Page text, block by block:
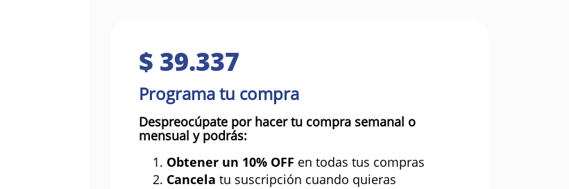
$ 39.337
Programa tu compra
Despreocúpate por hacer tu compra semanal o
mensual y podrás:
1. Obtener un 10% OFF en todas tus compras
2. Cancela tu suscripción cuando quieras